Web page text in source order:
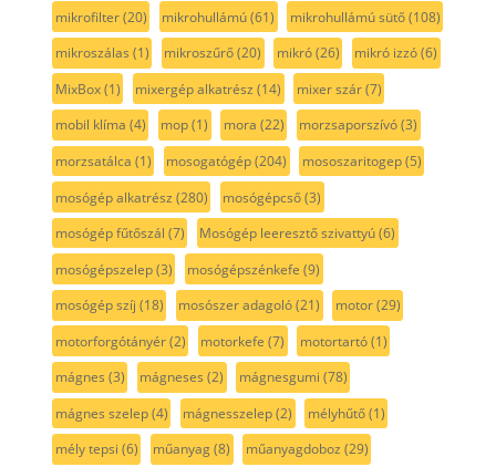
mikrofilter(20) mikrohullámú(61) mikrohullámú sütő(108)
mikroszálas (1) mikroszűrő(20) mikró(26) mikró izzó(6)
MixBox(1) mixergép alkatrész (14) mixer szár(7)
mobil klíma (4) mop(1) mora (22) morzsaporszívó(3)
morzsatálca (1) mosogatógép(204) mososzaritogep(5)
mosógép alkatrész (280) mosógépcső(3)
mosógép fűtőszál (7) Mosógép leeresztő szivattyú(6)
mosógépszelep(3) mosógépszénkefe (9)
mosógép szíj (18) mosószer adagoló(21) motor(29)
motorforgótányér(2) motorkefe (7) motortartó(1)
mágnes (3) mágneses (2) mágnesgumi (78)
mágnes szelep(4) mágnesszelep(2) mélyhűtő(1)
mély tepsi (6) műanyag(8) műanyagdoboz (29)